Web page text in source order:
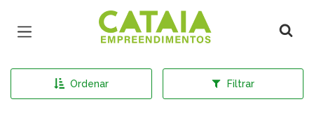
Página inicial
Ordenar Filtrar